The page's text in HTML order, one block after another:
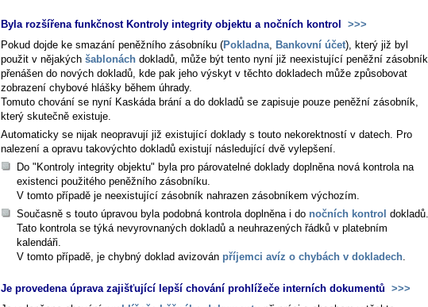
Byla rozšířena funkčnost Kontroly integrity objektu a nočních kontrol >>>
Pokud dojde ke smazání peněžního zásobníku (Pokladna Bankovní účet), který již byl
použit v nějakých šablonách dokladů, může být tento nyní již neexistující peněžní zásobník
přenášen do nových dokladů, kde pak jeho výskyt v těchto dokladech může způsobovat
zobrazení chybové hlášky během úhrady.
Tomuto chování se nyní Kaskáda brání a do dokladů se zapisuje pouze peněžní zásobník,
který skutečně existuje.
Automaticky se nijak neopravují již existující doklady s touto nekorektností v datech. Pro
nalezení a opravu takovýchto dokladů existují následující dvě vylepšení.
Do "Kontroly integrity objektu" byla pro párovatelné doklady doplněna nová kontrola na
existenci použitého peněžního zásobníku.
V tomto případě je neexistující zásobník nahrazen zásobníkem výchozím.
Současně s touto úpravou byla podobná kontrola doplněna i do nočních kontrol dokladů.
Tato kontrola se týká nevyrovnaných dokladů a neuhrazených řádků v platebním
kalendáři.
V tomto případě, je chybný doklad avizován příjemci avíz o chybách v dokladech
Je provedena úprava zajišťující lepší chování prohlížeče interních dokumentů >>>